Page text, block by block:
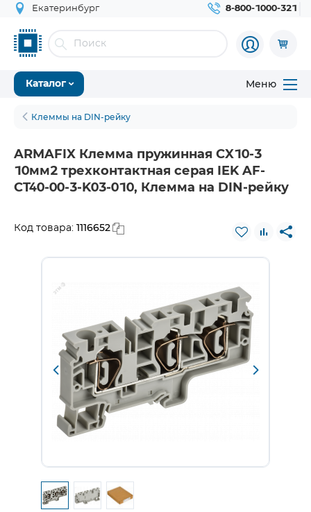
Екатеринбург 8-800-1000-321
Каталог Меню
Клеммы на DIN-рейку
ARMAFIX Клемма пружинная CX10-3
10мм2 трехконтактная серая IEK AF-
CT40-00-3-K03-010, Клемма на DIN-рейку
Код товара: 1116652